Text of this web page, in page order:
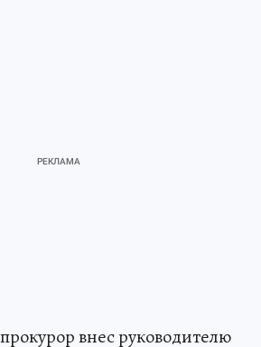
внес руководителю